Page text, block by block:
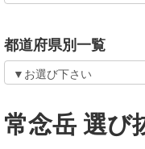
都道府県別一覧
常念岳 選び